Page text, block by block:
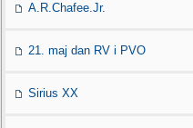
A.R.Chafee.Jr.
21. maj dan RV i PVO
Sirius XX